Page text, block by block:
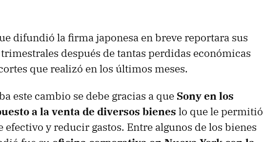
difundió la firma japonesa en breve reportara sus
después de tantas perdidas económicas
que realizó en los últimos meses.
este cambio se debe gracias a que Sony en los
a la venta de diversos bienes lo que le permitió
y reducir gastos. Entre algunos de los bienes